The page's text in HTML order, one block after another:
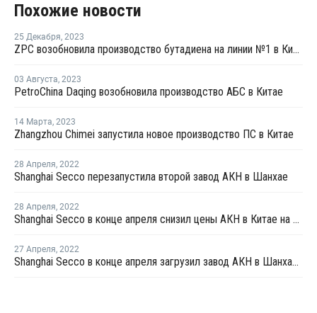
Похожие новости
25 Декабря, 2023
ZPC возобновила производство бутадиена на линии №1 в Китае
03 Августа, 2023
PetroChina Daqing возобновила производство АБС в Китае
14 Марта, 2023
Zhangzhou Chimei запустила новое производство ПС в Китае
28 Апреля, 2022
Shanghai Secco перезапустила второй завод АКН в Шанхае
28 Апреля, 2022
Shanghai Secco в конце апреля снизил цены АКН в Китае на CNY100 за тонну
27 Апреля, 2022
Shanghai Secco в конце апреля загрузил завод АКН в Шанхае на уровне 50%